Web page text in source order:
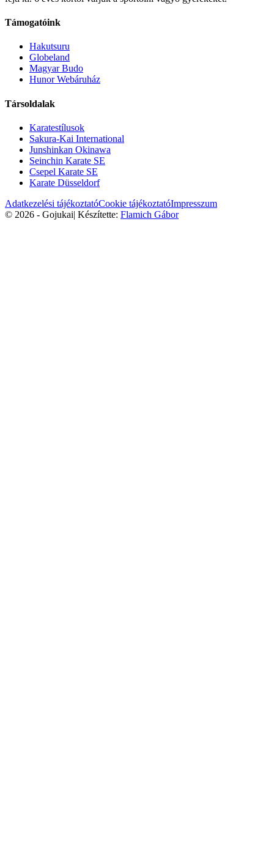
Támogatóink
Hakutsuru
Globeland
Magyar Budo
Hunor Webáruház
Társoldalak
Karatestílusok
Sakura-Kai International
Junshinkan Okinawa
Seinchin Karate SE
Csepel Karate SE
Karate Düsseldorf
Adatkezelési tájékoztatóCookie tájékoztatóImpresszum
© 2026 - Gojukai| Készítette: Flamich Gábor